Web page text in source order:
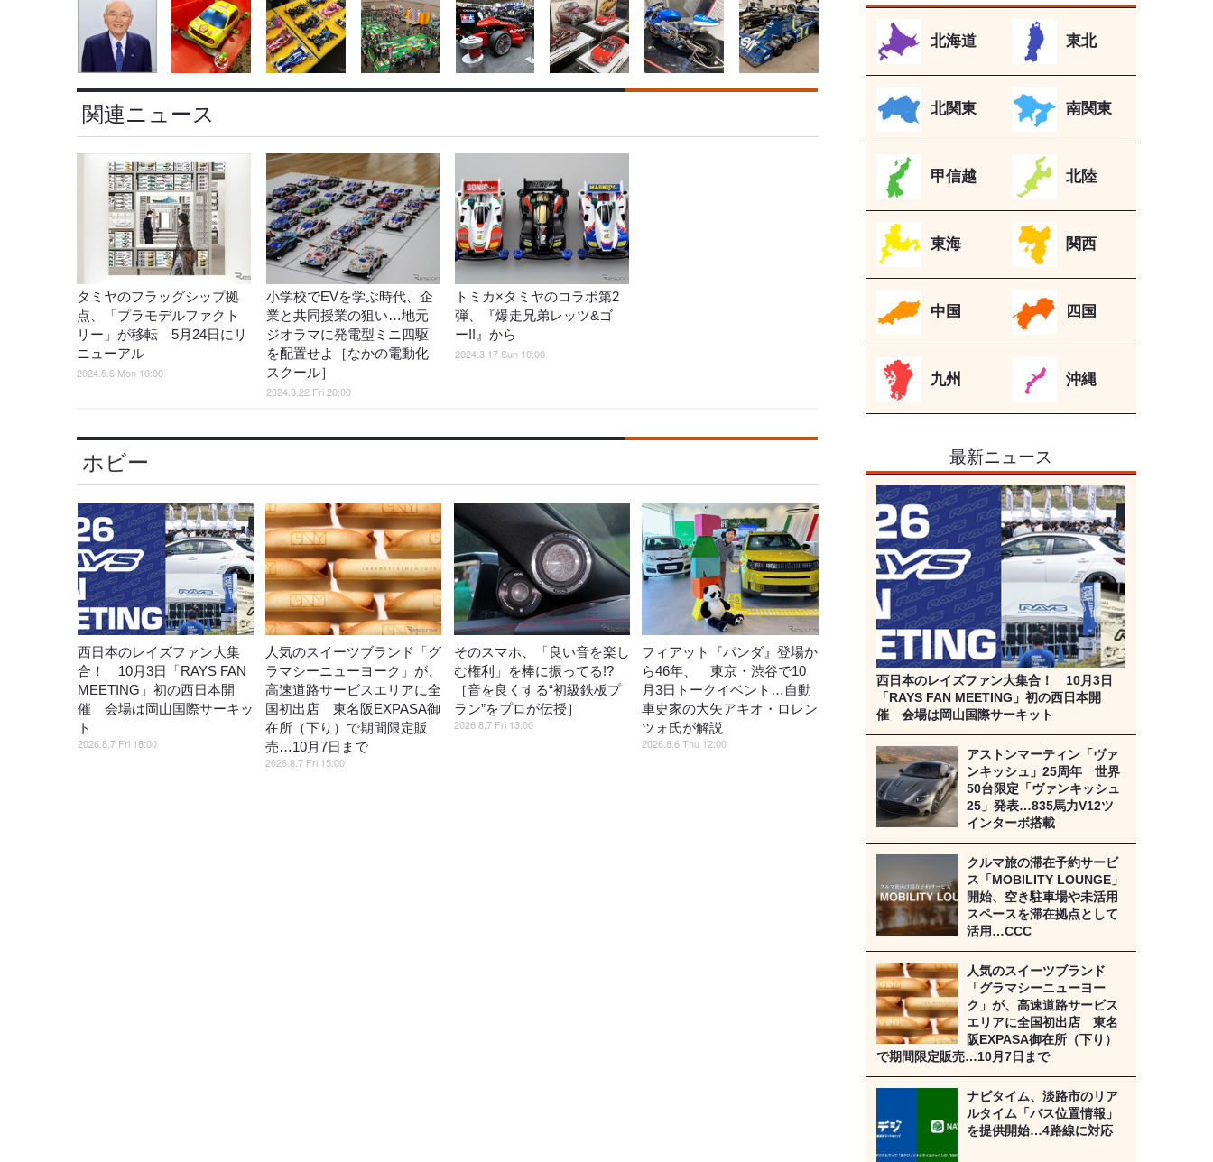
関連ニュース
タミヤのフラッグシップ拠
点、「プラモデルファクト
リー」が移転 5月24日にリ
ニューアル
2024.5.6 Mon 10:00
小学校でEVを学ぶ時代、企
業と共同授業の狙い…地元
ジオラマに発電型ミニ四駆
を配置せよ［なかの電動化
スクール］
2024.3.22 Fri 20:00
トミカ×タミヤのコラボ第2
弾、『爆走兄弟レッツ&ゴ
ー!!』から
2024.3.17 Sun 10:00
ホビー
西日本のレイズファン大集
合！ 10月3日「RAYS FAN
MEETING」初の西日本開
催 会場は岡山国際サーキッ
ト
2026.8.7 Fri 18:00
人気のスイーツブランド「グ
ラマシーニューヨーク」が、
高速道路サービスエリアに全
国初出店 東名阪EXPASA御
在所（下り）で期間限定販
売…10月7日まで
2026.8.7 Fri 15:00
そのスマホ、「良い音を楽し
む権利」を棒に振ってる!?
［音を良くする“初級鉄板プ
ラン”をプロが伝授］
2026.8.7 Fri 13:00
フィアット『パンダ』登場か
ら46年、 東京・渋谷で10
月3日トークイベント…自動
車史家の大矢アキオ・ロレン
ツォ氏が解説
2026.8.6 Thu 12:00
北海道 東北
北関東 南関東
甲信越 北陸
東海 関西
中国 四国
九州 沖縄
最新ニュース
西日本のレイズファン大集合！ 10月3日
「RAYS FAN MEETING」初の西日本開
催 会場は岡山国際サーキット
アストンマーティン「ヴァ
ンキッシュ」25周年 世界
50台限定「ヴァンキッシュ
25」発表…835馬力V12ツ
インターボ搭載
クルマ旅の滞在予約サービ
ス「MOBILITY LOUNGE」
開始、空き駐車場や未活用
スペースを滞在拠点として
活用…CCC
人気のスイーツブランド
「グラマシーニューヨー
ク」が、高速道路サービス
エリアに全国初出店 東名
阪EXPASA御在所（下り）
で期間限定販売…10月7日まで
ナビタイム、淡路市のリア
ルタイム「バス位置情報」
を提供開始…4路線に対応